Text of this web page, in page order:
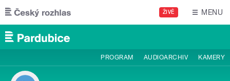
Přejít k hlavnímu obsahu
ŽIVĚ MENU
PROGRAM AUDIOARCHIV KAMERY